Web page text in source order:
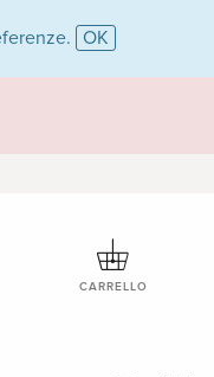
OK
CARRELLO